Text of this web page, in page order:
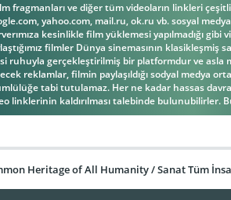
ve diğer tüm videoların linkleri
yahoo.com, mail.ru, ok.ru vb. sosyal
kesinlikle film yüklemesi yapılmadığı
filmler Dünya sinemasının
ruhuyla gerçekleştirilmiş bir platformdur ve
reklamlar, filmin paylaşıldığı sodyal medya
tabi tutulamaz. Her ne kadar hassas
linklerinin kaldırılması talebinde bulunubilirler.
Heritage of All Humanity / Sanat Tüm